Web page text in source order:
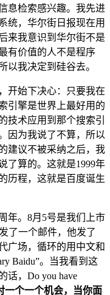
息检索感兴趣。我先进
统，华尔街日报现在用
来我意识到华尔街不是
有价值的人不是程序
以我决定到硅谷去。
始下决心：只要我在
引擎是世界上最好用的
技术应用到那个搜索引
因为我说了不算，所以
建议不被采纳之后，我
了算的。这就是1999年
历程，这就是百度诞生
。8月5号是我们上市
了一个邮件，他发了
广场，循环的用中文和
Baidu”。当我看到这
话，Do you have
一个一个机会，当你面